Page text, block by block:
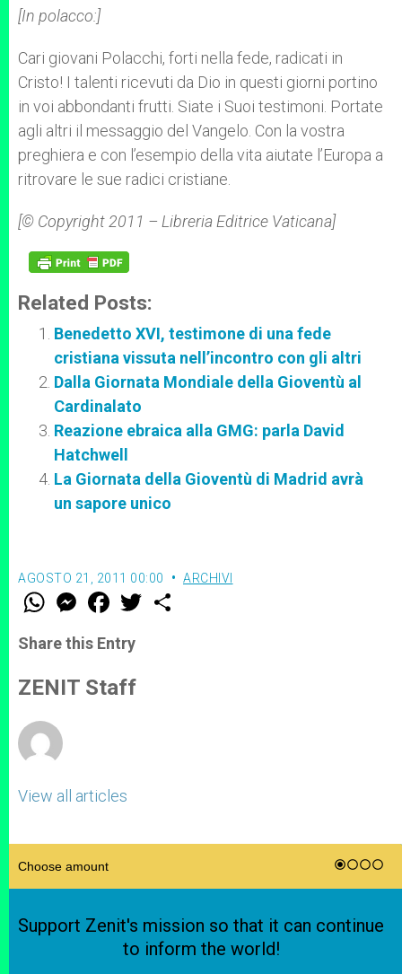
[In polacco:]
Cari giovani Polacchi, forti nella fede, radicati in
Cristo! I talenti ricevuti da Dio in questi giorni portino
in voi abbondanti frutti. Siate i Suoi testimoni. Portate
agli altri il messaggio del Vangelo. Con la vostra
preghiera e con l’esempio della vita aiutate l’Europa a
ritrovare le sue radici cristiane.
[© Copyright 2011 – Libreria Editrice Vaticana]
Related Posts:
Benedetto XVI, testimone di una fede
cristiana vissuta nell’incontro con gli altri
Dalla Giornata Mondiale della Gioventù al
Cardinalato
Reazione ebraica alla GMG: parla David
Hatchwell
La Giornata della Gioventù di Madrid avrà
un sapore unico
AGOSTO 21, 2011 00:00 ARCHIVI
W
t
s
p
p
M
e
s
e
g
e
F
a
e
b
o
k
w
Share this Entry
ZENIT Staff
View all articles